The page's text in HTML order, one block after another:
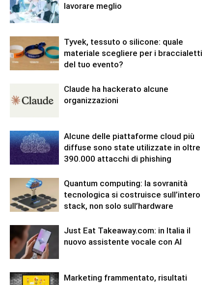
lavorare meglio
Tyvek, tessuto o silicone: quale
materiale scegliere per i braccialetti
del tuo evento?
Claude ha hackerato alcune
organizzazioni
Alcune delle piattaforme cloud più
diffuse sono state utilizzate in oltre
390.000 attacchi di phishing
Quantum computing: la sovranità
tecnologica si costruisce sull’intero
stack, non solo sull’hardware
Just Eat Takeaway.com: in Italia il
nuovo assistente vocale con AI
Marketing frammentato, risultati